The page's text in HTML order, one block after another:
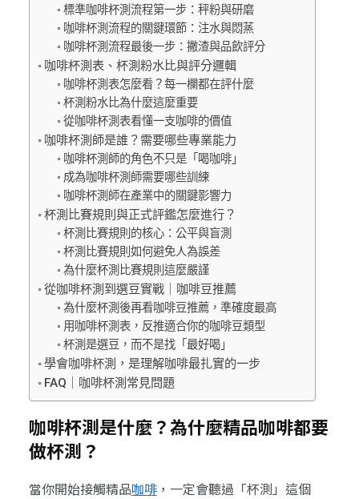
標準咖啡杯測流程第一步：秤粉與研磨
咖啡杯測流程的關鍵環節：注水與悶蒸
咖啡杯測流程最後一步：撇渣與品飲評分
咖啡杯測表、杯測粉水比與評分邏輯
咖啡杯測表怎麼看？每一欄都在評什麼
杯測粉水比為什麼這麼重要
從咖啡杯測表看懂一支咖啡的價值
咖啡杯測師是誰？需要哪些專業能力
咖啡杯測師的角色不只是「喝咖啡」
成為咖啡杯測師需要哪些訓練
咖啡杯測師在產業中的關鍵影響力
杯測比賽規則與正式評鑑怎麼進行？
杯測比賽規則的核心：公平與盲測
杯測比賽規則如何避免人為誤差
為什麼杯測比賽規則這麼嚴謹
從咖啡杯測到選豆實戰｜咖啡豆推薦
為什麼杯測後再看咖啡豆推薦，準確度最高
用咖啡杯測表，反推適合你的咖啡豆類型
杯測是選豆，而不是找「最好喝」
學會咖啡杯測，是理解咖啡最扎實的一步
FAQ｜咖啡杯測常見問題
咖啡杯測是什麼？為什麼精品咖啡都要
做杯測？
當你開始接觸精品咖啡，一定會聽過「杯測」這個